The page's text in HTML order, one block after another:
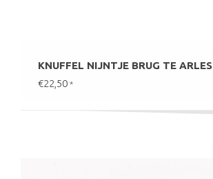
KNUFFEL NIJNTJE BRUG TE ARLES
€22,50 *